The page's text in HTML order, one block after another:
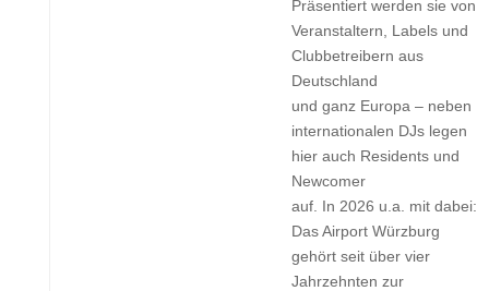
Präsentiert werden sie von
Veranstaltern, Labels und
Clubbetreibern aus
Deutschland
und ganz Europa – neben
internationalen DJs legen
hier auch Residents und
Newcomer
auf. In 2026 u.a. mit dabei:
Das Airport Würzburg
gehört seit über vier
Jahrzehnten zur